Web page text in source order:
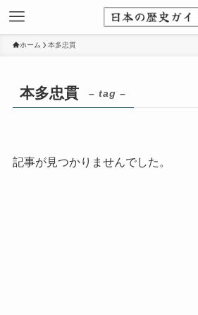
ホーム 本多忠貫
本多忠貫 – tag –
記事が見つかりませんでした。